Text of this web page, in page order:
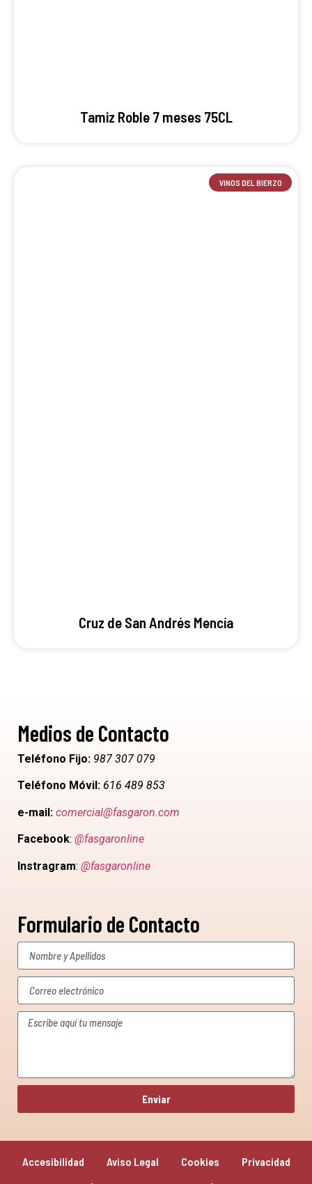
Tamiz Roble 7 meses 75CL
VINOS DEL BIERZO
Cruz de San Andrés Mencía
Medios de Contacto
Teléfono Fijo: 987 307 079
Teléfono Móvil: 616 489 853
e-mail: comercial@fasgaron.com
Facebook: @fasgaronline
Instragram: @fasgaronline
Enviar
Formulario de Contacto
Accesibilidad Aviso Legal Cookies Privacidad